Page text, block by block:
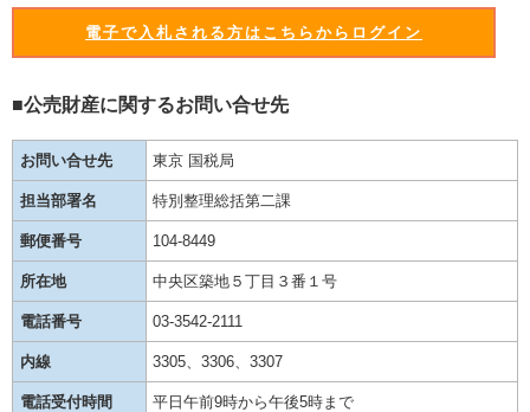
電子で入札される方はこちらからログイン
■公売財産に関するお問い合せ先
お問い合せ先 東京 国税局
担当部署名 特別整理総括第二課
郵便番号 104-8449
所在地 中央区築地５丁目３番１号
電話番号 03-3542-2111
内線 3305、3306、3307
電話受付時間 平日午前9時から午後5時まで